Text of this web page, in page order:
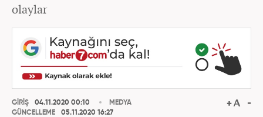
olaylar
GİRİŞ
04.11.2020 00:10
GÜNCELLEME
05.11.2020 16:27
MEDYA